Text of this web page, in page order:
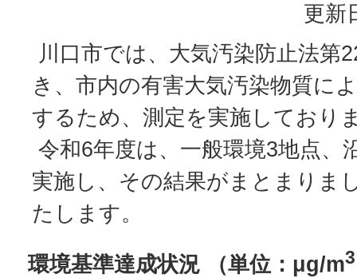
更新
川口市では、大気汚染防止法第
き、市内の有害大気汚染物質に
するため、測定を実施しており
令和6年度は、一般環境3地点、
実施し、その結果がまとまりま
たします。
環境基準達成状況 （単位：μg/m3